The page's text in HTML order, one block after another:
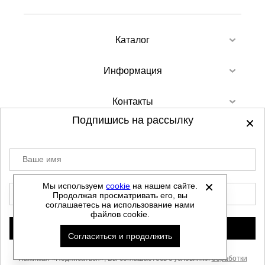
Каталог
Информация
Контакты
©2012-2026 - Sellgroup.ru - все права
защищены.
Данный сайт не является интернет магазином и
не является публичной офертой.
Политика обработки персональных данных
Автоматизировано -
Мы используемcookie на нашем сайте.
Продолжая просматривать его, вы
соглашаетесь на использование нами
файлов cookie.
Согласиться и продолжить
Подпишись на рассылку
Ваше имя
Нажимая «Подписаться», Вы соглашаетесь с условиямиобработки